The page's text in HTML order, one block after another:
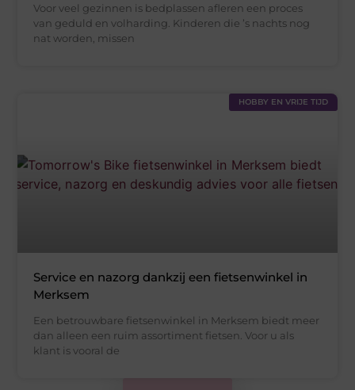
Voor veel gezinnen is bedplassen afleren een proces
van geduld en volharding. Kinderen die ’s nachts nog
nat worden, missen
HOBBY EN VRIJE TIJD
Service en nazorg dankzij een fietsenwinkel in
Merksem
Een betrouwbare fietsenwinkel in Merksem biedt meer
dan alleen een ruim assortiment fietsen. Voor u als
klant is vooral de